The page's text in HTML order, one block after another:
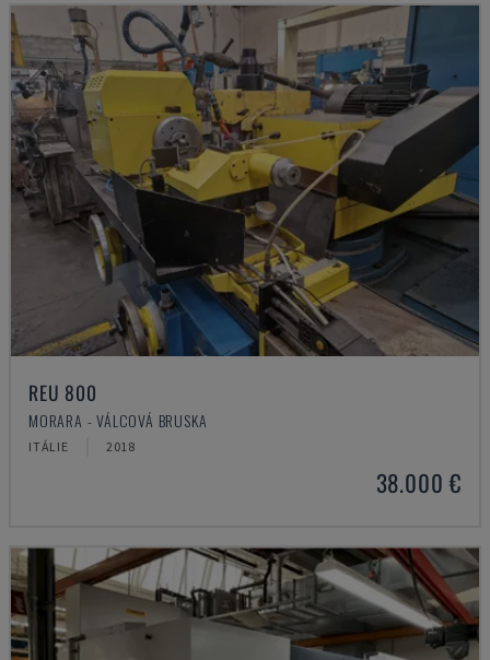
REU 800
MORARA - VÁLCOVÁ BRUSKA
ITÁLIE 2018
38.000 €